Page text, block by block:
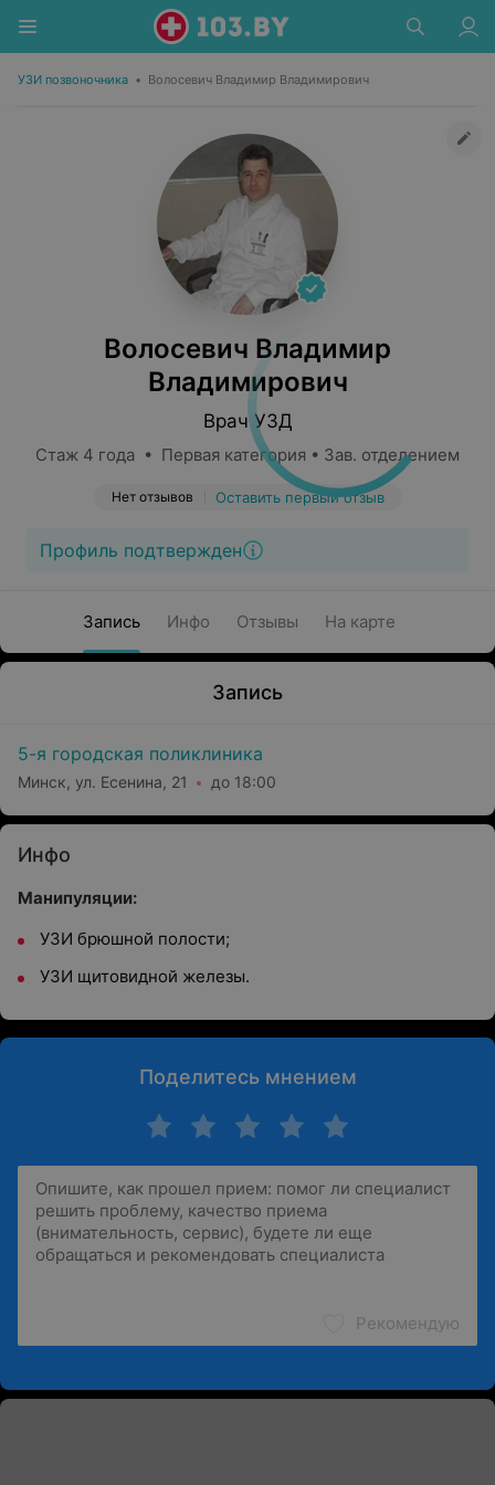
УЗИ позвоночника • Волосевич Владимир Владимирович
Волосевич Владимир
Владимирович
Врач УЗД
Стаж 4 года • Первая категория • Зав. отделением
Нет отзывов Оставить первый отзыв
Профиль подтвержден
Запись Инфо Отзывы На карте
Запись
5-я городская поликлиника
Минск, ул. Есенина, 21 до 18:00
Инфо
Манипуляции:
УЗИ брюшной полости;
УЗИ щитовидной железы.
Поделитесь мнением
Рекомендую